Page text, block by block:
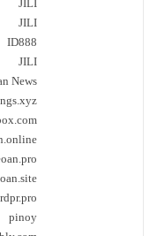
JILI
JILI
ID888
JILI
News
pinoy